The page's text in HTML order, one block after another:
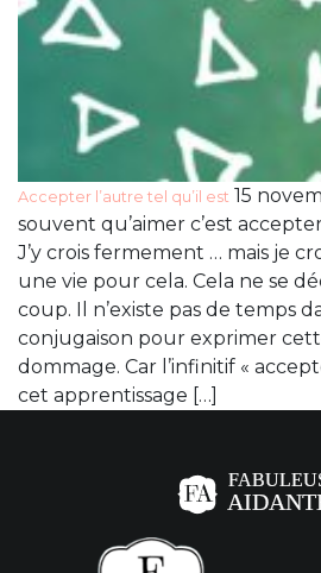
Accepter l’autre tel qu’il est 15
souvent qu’aimer c’est
J’y crois fermement … mais je
une vie pour cela. Cela ne se
coup. Il n’existe pas de temps
conjugaison pour exprimer
dommage. Car l’infinitif «
cet apprentissage […]